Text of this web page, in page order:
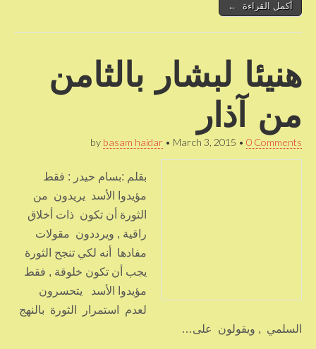
أكمل القراءة ←
هنيئا لبشار بالثامن
من آذار
by basam haidar • March 3, 2015 • 0 Comments
بقلم :بسام حيدر : فقط
مؤيدوا الأسد يريدون من
الثورة أن تكون ذات أخلاق
راقية , ويرددون مقولات
مفادها أنه لكي تنجح الثورة
يجب أن تكون خلوقة , فقط
مؤيدوا الأسد يتحسرون
لعدم استمرار الثورة بالنهج
السلمي , ويقولون على…